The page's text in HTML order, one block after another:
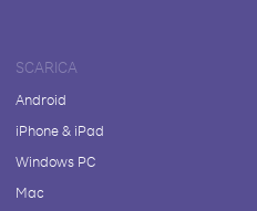
SCARICA
Android
iPhone & iPad
Windows PC
Mac